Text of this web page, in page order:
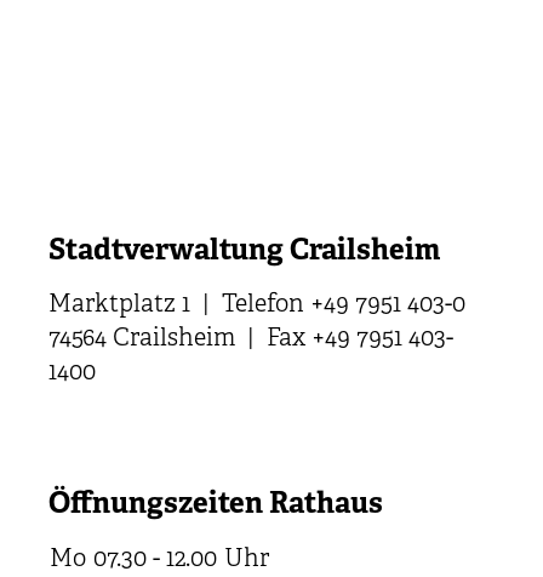
Stadtverwaltung Crailsheim
Marktplatz 1 | Telefon +49 7951 403-0
74564 Crailsheim | Fax +49 7951 403-
1400
Öffnungszeiten Rathaus
Mo 07.30 - 12.00 Uhr